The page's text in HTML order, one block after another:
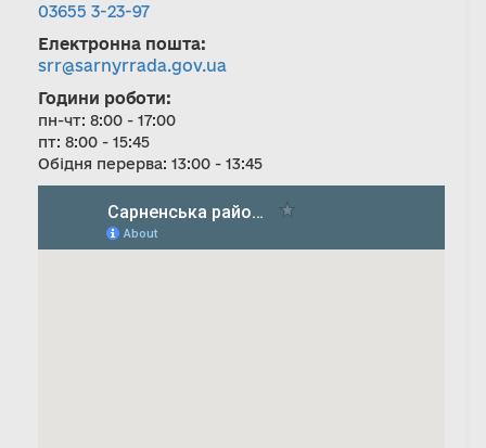
03655 3-23-97
Електронна пошта:
srr@sarnyrrada.gov.ua
Години роботи:
пн-чт: 8:00 - 17:00
пт: 8:00 - 15:45
Обідня перерва: 13:00 - 13:45